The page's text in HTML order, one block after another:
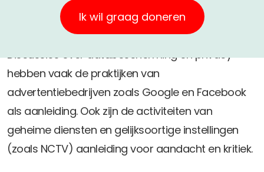
Claimstichting CUIC
PrivacyWijzer
Privacy Coalitie
SpecifiekeToestemming.nl
Privacy First
Onze Successen
Kom in actie
Nieuwsbrieven
Privacybeleid
ANBI Status
Ik wil graag doneren
Financieel 23 juni, 2022
Discussies over databescherming en privacy
hebben vaak de praktijken van
advertentiebedrijven zoals Google en Facebook
als aanleiding. Ook zijn de activiteiten van
geheime diensten en gelijksoortige instellingen
(zoals NCTV) aanleiding voor aandacht en kritiek.